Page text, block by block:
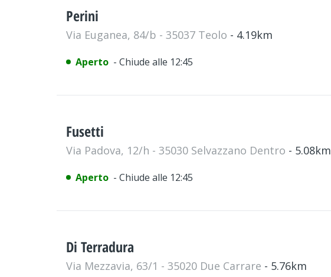
Perini
Via Euganea, 84/b - 35037 Teolo - 4.19km
Aperto - Chiude alle 12:45
Fusetti
Via Padova, 12/h - 35030 Selvazzano Dentro - 5.08km
Aperto - Chiude alle 12:45
Di Terradura
Via Mezzavia, 63/1 - 35020 Due Carrare - 5.76km